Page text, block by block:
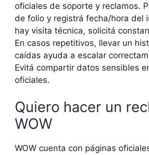
oficiales de soporte y reclamos.
de folio y registrá fecha/hora del
hay visita técnica, solicitá
En casos repetitivos, llevar un
caídas ayuda a escalar
Evitá compartir datos sensibles
oficiales.
Quiero hacer un
WOW
WOW cuenta con páginas